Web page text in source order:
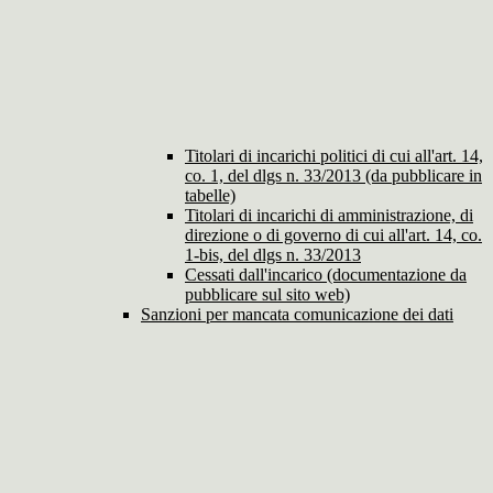
Titolari di incarichi politici di cui all'art. 14,
co. 1, del dlgs n. 33/2013 (da pubblicare in
tabelle)
Titolari di incarichi di amministrazione, di
direzione o di governo di cui all'art. 14, co.
1-bis, del dlgs n. 33/2013
Cessati dall'incarico (documentazione da
pubblicare sul sito web)
Sanzioni per mancata comunicazione dei dati